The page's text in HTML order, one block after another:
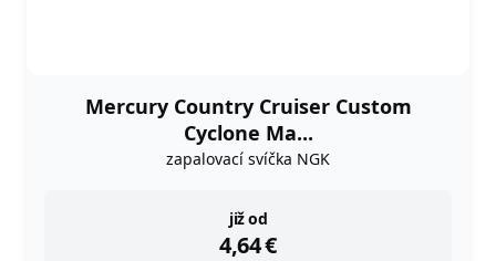
Mercury Country Cruiser Custom
Cyclone Ma...
zapalovací svíčka NGK
již od
4,64€
instock